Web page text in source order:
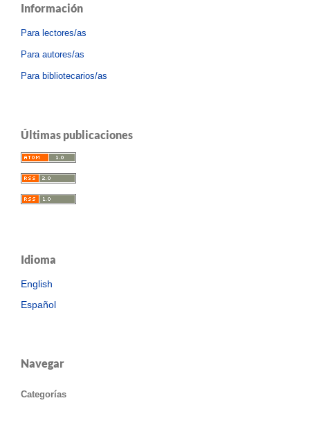
Información
Para lectores/as
Para autores/as
Para bibliotecarios/as
Últimas publicaciones
Idioma
English
Español
Navegar
Categorías